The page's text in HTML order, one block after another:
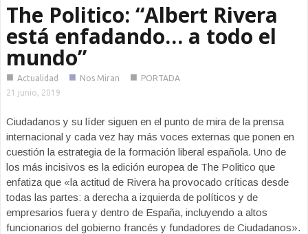
The Politico: “Albert Rivera
está enfadando… a todo el
mundo”
■ Actualidad ■ Nos Miran ■ PORTADA
21 junio, 2019
Ciudadanos y su líder siguen en el punto de mira de la prensa
internacional y cada vez hay más voces externas que ponen en
cuestión la estrategia de la formación liberal española. Uno de
los más incisivos es la edición europea de The Politico que
enfatiza que «la actitud de Rivera ha provocado críticas desde
todas las partes: a derecha a izquierda de políticos y de
empresarios fuera y dentro de España, incluyendo a altos
funcionarios del gobierno francés y fundadores de Ciudadanos».